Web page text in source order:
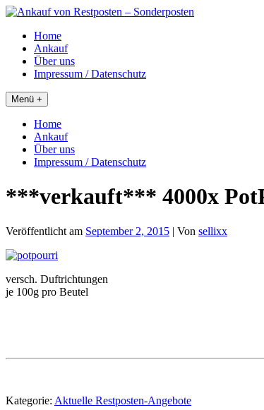
Skip
contentHome
Ankauf
Über uns
Impressum / Datenschutz
Menü +
Home
Ankauf
Über uns
Impressum / Datenschutz
***verkauft*** 4000x
Veröffentlicht am September 2, 2015 | Von sellixx
versch. Duftrichtungen
je 100g pro Beutel
Kategorie: Aktuelle Restposten-Angebote